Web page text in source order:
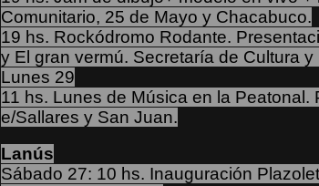
Comunitario, 25 de Mayo y Chacabuco.
19 hs. Rockódromo Rodante.
y El gran vermú. Secretaría de Cultura
Lunes 29
11 hs. Lunes de Música en la Peatonal.
e/Sallares y San Juan.
Lanús
Sábado 27: 10 hs. Inauguración